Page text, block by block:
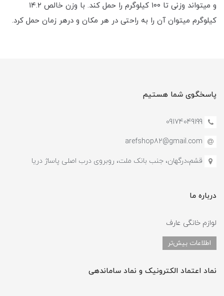
و میتواند وزنی تا ۱۰۰ کیلوگرم را حمل کند. با وزن خالص ۱۴.۲
کیلوگرم میتوان آن را به راحتی در هر مکان و درهر زمان حمل کرد.
پاسخگوی شما هستیم
09174049199
arefshop82@gmail.com
قشم،درگهان، جنب بانک ملت، روبروی درب اصلی پاساژ دریا
درباره ما
لوازم خانگی عارف
اطلاعات بیش‌تر
نماد اعتماد الکترونیک و نماد ساماندهی